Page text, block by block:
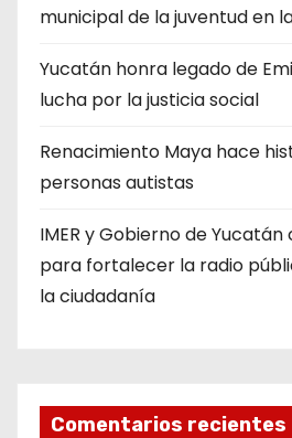
municipal de la juventud en
Yucatán honra legado de
lucha por la justicia social
Renacimiento Maya hace
personas autistas
IMER y Gobierno de
para fortalecer la radio
la ciudadanía
Comentarios recientes